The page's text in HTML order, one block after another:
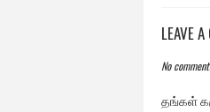
LEAVE
No
தங்கள்